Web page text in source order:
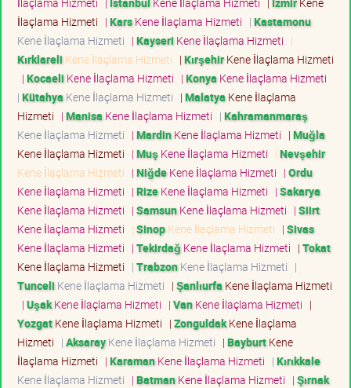
İlaçlama Hizmeti | KarsKene İlaçlama Hizmeti | Kastamonu
Kene İlaçlama Hizmeti | Kayseri Kene İlaçlama Hizmeti |
Kırklareli Kene İlaçlama Hizmeti | KırşehirKene İlaçlama Hizmeti
| Kocaeli Kene İlaçlama Hizmeti | Konya Kene İlaçlama Hizmeti
| Kütahya Kene İlaçlama Hizmeti | Malatya Kene İlaçlama
Hizmeti | Manisa Kene İlaçlama Hizmeti | Kahramanmaraş
Kene İlaçlama Hizmeti | MardinKene İlaçlama Hizmeti | Muğla
Kene İlaçlama Hizmeti | Muş Kene İlaçlama Hizmeti | Nevşehir
Kene İlaçlama Hizmeti | NiğdeKene İlaçlama Hizmeti | Ordu
Kene İlaçlama Hizmeti | RizeKene İlaçlama Hizmeti | Sakarya
Kene İlaçlama Hizmeti | SamsunKene İlaçlama Hizmeti | Siirt
Kene İlaçlama Hizmeti | SinopKene İlaçlama Hizmeti | Sivas
Kene İlaçlama Hizmeti | Tekirdağ Kene İlaçlama Hizmeti | Tokat
Kene İlaçlama Hizmeti | TrabzonKene İlaçlama Hizmeti |
Tunceli Kene İlaçlama Hizmeti | Şanlıurfa Kene İlaçlama Hizmeti
| UşakKene İlaçlama Hizmeti | VanKene İlaçlama Hizmeti |
YozgatKene İlaçlama Hizmeti | ZonguldakKene İlaçlama
Hizmeti | AksarayKene İlaçlama Hizmeti | BayburtKene
İlaçlama Hizmeti | KaramanKene İlaçlama Hizmeti | Kırıkkale
Kene İlaçlama Hizmeti | BatmanKene İlaçlama Hizmeti | Şırnak